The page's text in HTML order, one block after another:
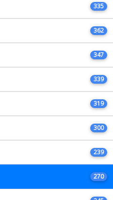
335
362
347
339
319
300
239
270